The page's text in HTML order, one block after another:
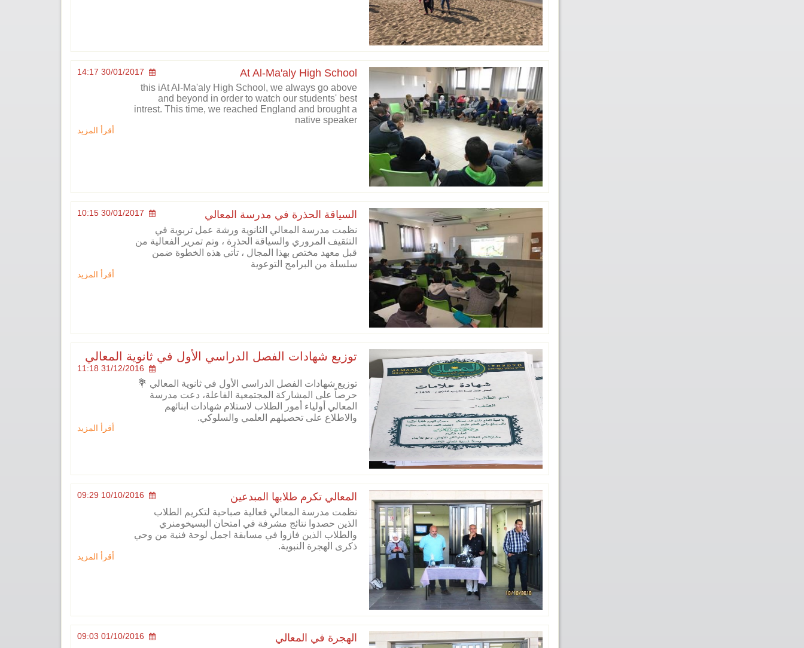
At Al-Ma'aly High School
30/01/2017 14:17
this iAt Al-Ma'aly High School, we always go above
and beyond in order to watch our students' best
intrest. This time, we reached England and brought a
native speaker
أقرأ المزيد
السياقة الحذرة في مدرسة المعالي 30/01/2017 10:15
نظمت مدرسة المعالي الثانوية ورشة عمل تربوية في
التثقيف المروري والسياقة الحذرة ، وتم تمرير الفعالية من
قبل معهد مختص بهذا المجال ، تأتي هذه الخطوة ضمن
سلسلة من البرامج التوعوية
أقرأ المزيد
توزيع شهادات الفصل الدراسي الأول في ثانوية المعالي
31/12/2016 11:18
توزيع شهادات الفصل الدراسي الأول في ثانوية المعالي 💐
حرصاً على المشاركة المجتمعية الفاعلة، دعت مدرسة
المعالي أولياء أمور الطلاب لاستلام شهادات ابنائهم
والاطلاع على تحصيلهم العلمي والسلوكي.
أقرأ المزيد
المعالي تكرم طلابها المبدعين 10/10/2016 09:29
نظمت مدرسة المعالي فعالية صباحية لتكريم الطلاب
الذين حصدوا نتائج مشرفة في امتحان البسيخومنري
والطلاب الذين فازوا في مسابقة اجمل لوحة فنية من وحي
ذكرى الهجرة النبوية.
أقرأ المزيد
الهجرة في المعالي 01/10/2016 09:03